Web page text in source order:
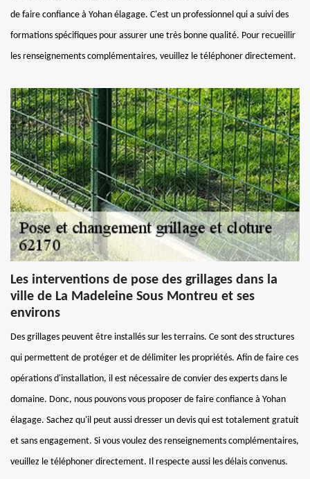
de faire confiance à Yohan élagage. C'est un professionnel qui a suivi des
formations spécifiques pour assurer une très bonne qualité. Pour recueillir
les renseignements complémentaires, veuillez le téléphoner directement.
Les interventions de pose des grillages dans la
ville de La Madeleine Sous Montreu et ses
environs
Des grillages peuvent être installés sur les terrains. Ce sont des structures
qui permettent de protéger et de délimiter les propriétés. Afin de faire ces
opérations d'installation, il est nécessaire de convier des experts dans le
domaine. Donc, nous pouvons vous proposer de faire confiance à Yohan
élagage. Sachez qu'il peut aussi dresser un devis qui est totalement gratuit
et sans engagement. Si vous voulez des renseignements complémentaires,
veuillez le téléphoner directement. Il respecte aussi les délais convenus.